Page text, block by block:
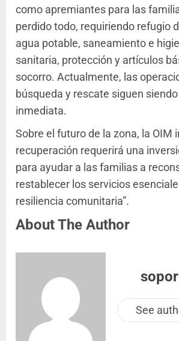
como apremiantes para las
perdido todo, requiriendo refugio
agua potable, saneamiento e
sanitaria, protección y artículos
socorro. Actualmente, las
búsqueda y rescate siguen
inmediata.
Sobre el futuro de la zona, la OIM
recuperación requerirá una
para ayudar a las familias a
restablecer los servicios
resiliencia comunitaria”.
About The Author
See